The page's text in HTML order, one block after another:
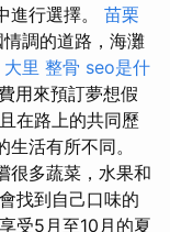
進行選擇。 苗栗
調的道路，海灘
大里 整骨 seo是什
用來預訂夢想假
在路上的共同歷
活有所不同。
很多蔬菜，水果和
找到自己口味的
受5月至10月的夏